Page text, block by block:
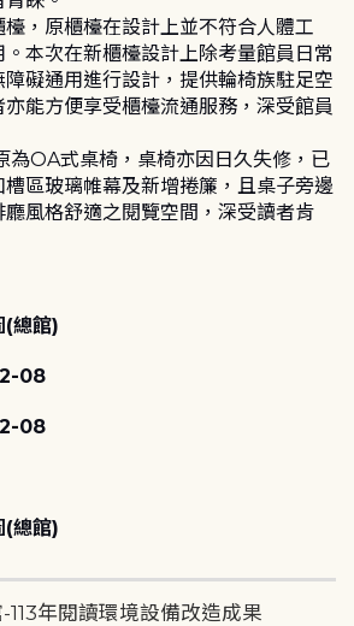
，原櫃檯在設計上並不符合人體工
本次在新櫃檯設計上除考量館員日常
礙通用進行設計，提供輪椅族駐足空
能方便享受櫃檯流通服務，深受館員
為OA式桌椅，桌椅亦因日久失修，已
區玻璃帷幕及新增捲簾，且桌子旁邊
風格舒適之閱覽空間，深受讀者肯
(總館)
08
08
(總館)
113年閱讀環境設備改造成果